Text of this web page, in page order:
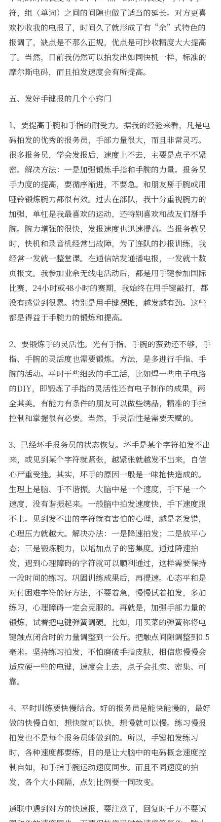
符，组（单词）之间的间隙也做了适当的延长。对方更喜
欢抄收我的电报了，时间久了就形成了有“余”式特色的
报调了，缺点是不那么正规，优点是可抄收精度大大提高
了。当然，目前我仍然可以拍发出如同快机一样，标准的
摩尔斯电码，而且拍发速度会有所提高。
五、发好手键报的几个小窍门
1、要提高手腕和手指的耐受力。据我的经验来看，凡是电
码拍发的优秀的报务员，手部力量很大，而且非常灵巧。
很多报务员，学会发报后，速度上不去，主要是点子不紧
密。解决方法：一是加强锻炼手指和手腕的力量。报务员
手力度的提高，要循序渐进，不要急。和朋友掰手腕或用
哑铃锻炼腕力都很有效。过去在部队，我十分重视腕力的
加强，单杠是我最喜欢的运动，还特别喜欢和战友们掰手
腕。腕力增强的很快，发报速度也迅速提高。当报务教员
时，快机和录音机经常出故障，为了连队的抄报训练，我
经常一发就一整堂课。在通信站发通播电报，一发就十数
页报文。我参加业余无线电活动后，都是用手键参加国际
比赛，24小时或48小时的赛期，我始终在用手键敲打，都
没有感觉到很累。特别是用手键摆摊，越发越有劲。这些
都是得益于手腕力的锻炼和提高。
2、要锻炼手的灵活性。光有手指、手腕的蛮劲还不够，手
指、手腕的灵活度也需要锻炼。方法，是多进行手指、手
腕的活动。平时干些细致的手工活，比如焊一些电子电路
的DIY，即锻炼了手指的灵活性还有电子制作的成果，两
全其美。有能力有条件的朋友可以做些绣品，精准的手指
控制和掌握很有必要。当然，手灵活性是需要天赋的。
3、已经坏手报务员的状态恢复。坏手是某个字符拍发不出
来，或见到某个字符就紧张，越紧张就越发不出来，自信
心严重受挫。其实，坏手的原因一般是一味抢快造成的。
生理上是脑、手不谐振。大脑中是一个速度，手下是一个
速度，没有谐振起来。一般脑中拍发速度快，手下速度跟
不上。见到发不出的字符就有害怕的心理，越是老发错，
心理压力就越大。解决办法：一是降速拍发；二是放平心
态；三是锻炼腕力，以增加点子的密集度。通过降速拍
发，遇到心理障碍的字符就可以顺利通过，这样需要保持
一段时间的练习。巩固训练成果后，再提速。心态平和是
对付困难字符的好方法，不要着急，慢慢试着拍发，多加
练习，心理障碍一定会克服的。再就是，加强手部力量的
锻炼，试着把电键弹簧调硬。比如，用买菜的弹簧称将电
键触点闭合时的力量调整到一公斤。把触点间隙调整到0.5
毫米。坚持练习拍发，不怕磨破手指皮肤，相信您慢慢会
适应硬一些的电键，速度会上去，点子会扎实、密集、可
靠。
4、平时训练要快慢结合。好的报务员是能快能慢的，最好
做的快慢自如，想快就可以快，想慢就可以慢。练习慢报
拍发也不是每个报务员能做到的。所以，手键拍发练习
时，各种速度都要练，目的是让大脑中的电码概念速度控
制自如，和手指手腕运动速度同步。而且不同速度的拍
发，各个大小间隔，点划比例要一同改变。
通联中遇到对方的快速报，要注意了，回复时千万不要试